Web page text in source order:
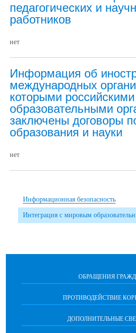
педагогических и
работников
нет
Информация об
международных
которыми российскими
образовательными
заключены договоры
образования и науки
нет
Информационная безопасность
Интеграция с мировым
ОБРАЩЕНИЯ
ПРОТИВОДЕЙСТВИЕ
ДОПОЛНИТЕЛЬНЫЕ